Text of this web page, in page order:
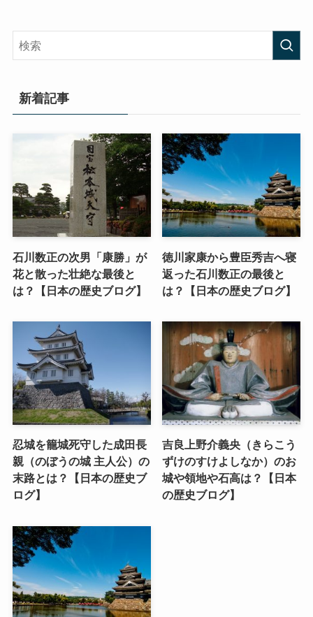
新着記事
石川数正の次男「康勝」が
花と散った壮絶な最後と
は？【日本の歴史ブログ】
徳川家康から豊臣秀吉へ寝
返った石川数正の最後と
は？【日本の歴史ブログ】
忍城を籠城死守した成田長
親（のぼうの城 主人公）の
末路とは？【日本の歴史ブ
ログ】
吉良上野介義央（きらこう
ずけのすけよしなか）のお
城や領地や石高は？【日本
の歴史ブログ】